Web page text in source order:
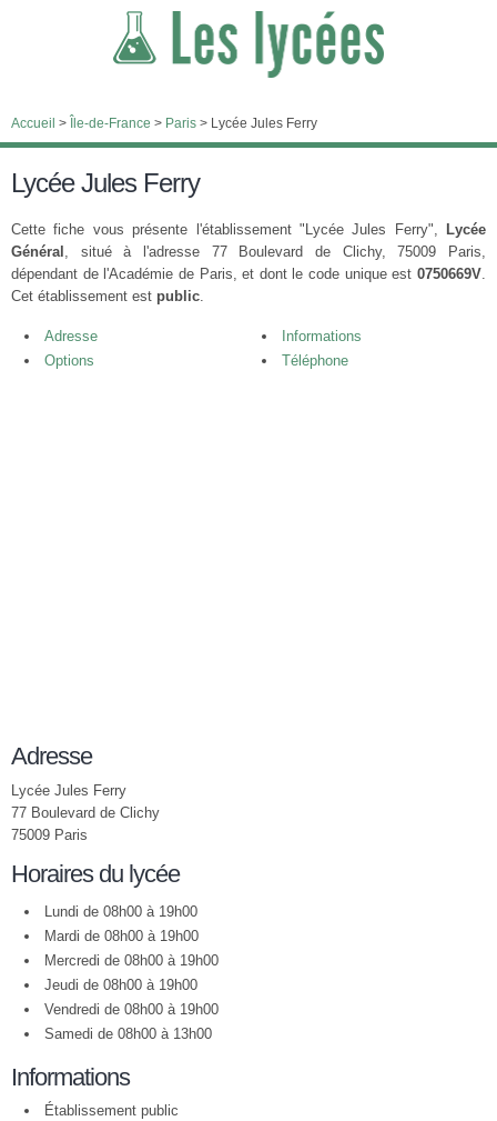
Accueil > Île-de-France > Paris > Lycée Jules Ferry
Lycée Jules Ferry
Cette fiche vous présente l'établissement "Lycée Jules Ferry",
Lycée
Général , situé à l'adresse 77 Boulevard de Clichy, 75009 Paris,
dépendant de l'Académie de Paris, et dont le code unique est 0750669V.
Cet établissement est public.
Adresse
Informations
Options
Téléphone
Adresse
Lycée Jules Ferry
77 Boulevard de Clichy
75009 Paris
Horaires du lycée
Lundi de 08h00 à 19h00
Mardi de 08h00 à 19h00
Mercredi de 08h00 à 19h00
Jeudi de 08h00 à 19h00
Vendredi de 08h00 à 19h00
Samedi de 08h00 à 13h00
Informations
Établissement public